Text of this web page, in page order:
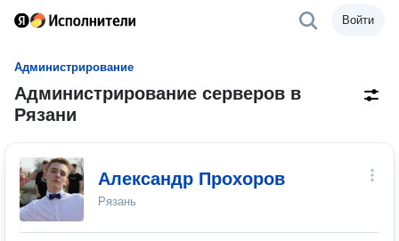
Войти
Администрирование
Администрирование серверов в
Рязани
Александр Прохоров
Рязань